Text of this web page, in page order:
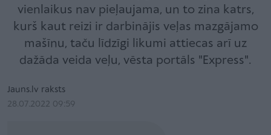
vienlaikus nav pieļaujama, un to zina katrs,
kurš kaut reizi ir darbinājis veļas mazgājamo
mašīnu, taču līdzīgi likumi attiecas arī uz
dažāda veida veļu, vēsta portāls "Express".
Jauns.lv raksts
28.07.2022 09:59